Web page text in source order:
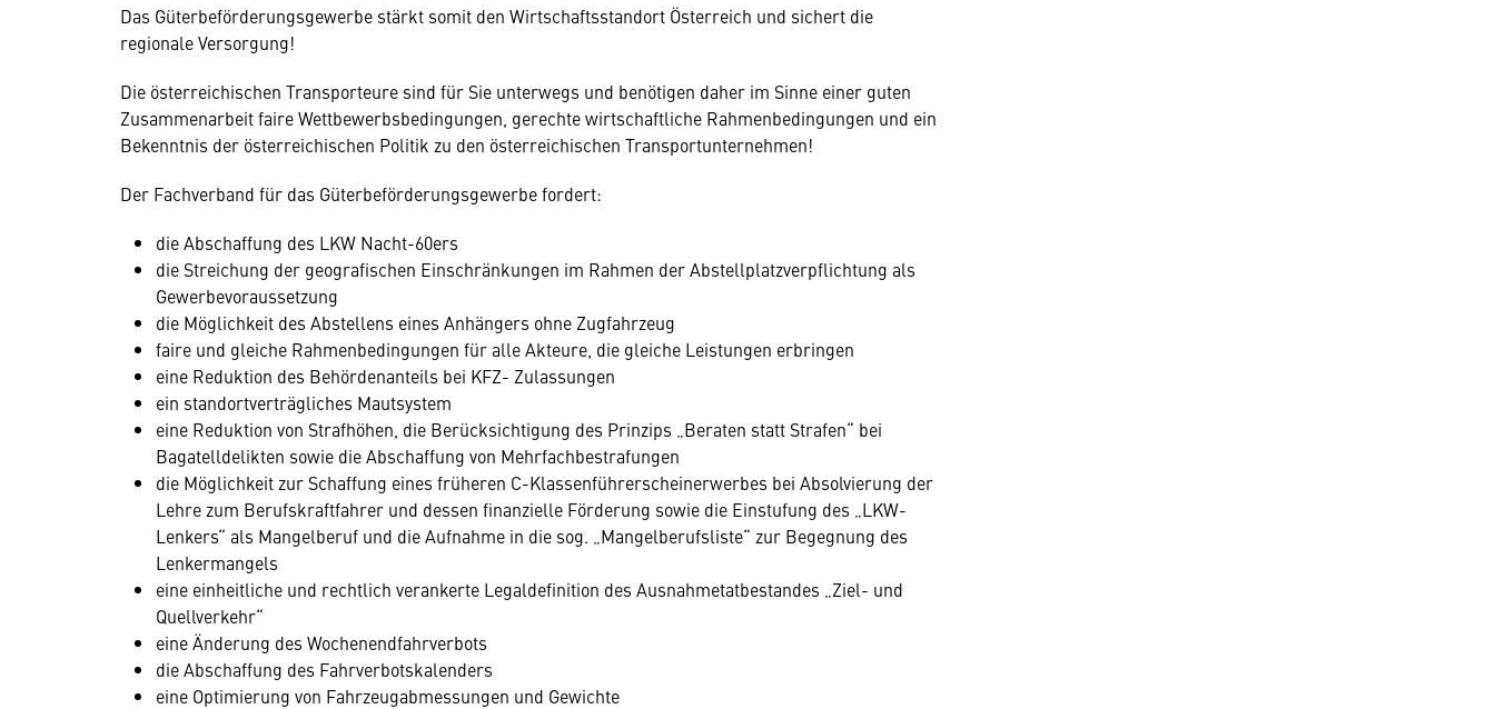
Das Güterbeförderungsgewerbe stärkt somit den Wirtschaftsstandort Österreich und sichert die
regionale Versorgung!
Die österreichischen Transporteure sind für Sie unterwegs und benötigen daher im Sinne einer guten
Zusammenarbeit faire Wettbewerbsbedingungen, gerechte wirtschaftliche Rahmenbedingungen und ein
Bekenntnis der österreichischen Politik zu den österreichischen Transportunternehmen!
Der Fachverband für das Güterbeförderungsgewerbe fordert:
die Abschaffung des LKW Nacht-60ers
die Streichung der geografischen Einschränkungen im Rahmen der Abstellplatzverpflichtung als
Gewerbevoraussetzung
die Möglichkeit des Abstellens eines Anhängers ohne Zugfahrzeug
faire und gleiche Rahmenbedingungen für alle Akteure, die gleiche Leistungen erbringen
eine Reduktion des Behördenanteils bei KFZ- Zulassungen
ein standortverträgliches Mautsystem
eine Reduktion von Strafhöhen, die Berücksichtigung des Prinzips „Beraten statt Strafen“ bei
Bagatelldelikten sowie die Abschaffung von Mehrfachbestrafungen
die Möglichkeit zur Schaffung eines früheren C-Klassenführerscheinerwerbes bei Absolvierung der
Lehre zum Berufskraftfahrer und dessen finanzielle Förderung sowie die Einstufung des „LKW-
Lenkers“ als Mangelberuf und die Aufnahme in die sog. „Mangelberufsliste“ zur Begegnung des
Lenkermangels
eine einheitliche und rechtlich verankerte Legaldefinition des Ausnahmetatbestandes „Ziel- und
Quellverkehr“
eine Änderung des Wochenendfahrverbots
die Abschaffung des Fahrverbotskalenders
eine Optimierung von Fahrzeugabmessungen und Gewichte